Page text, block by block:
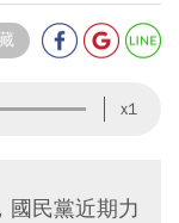
x1
國民黨近期力